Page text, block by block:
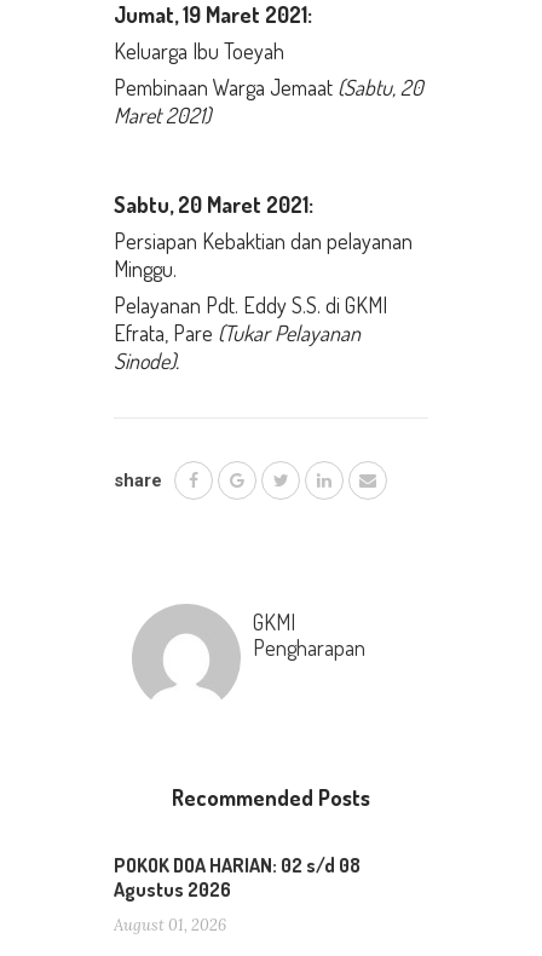
Jumat,19 Maret 2021:
Keluarga Ibu Toeyah
Pembinaan Warga Jemaat (Sabtu, 20
Maret 2021)
Sabtu, 20 Maret 2021:
Persiapan Kebaktian dan pelayanan
Minggu.
Pelayanan Pdt. Eddy S.S. di GKMI
Efrata, Pare (Tukar Pelayanan
Sinode).
share
GKMI
Pengharapan
Recommended Posts
POKOK DOA HARIAN: 02 s/d 08
Agustus 2026
August 01, 2026